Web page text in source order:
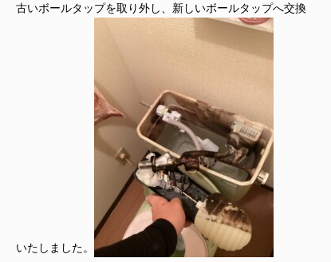
古いボールタップを取り外し、新しいボールタップへ交換
いたしました。